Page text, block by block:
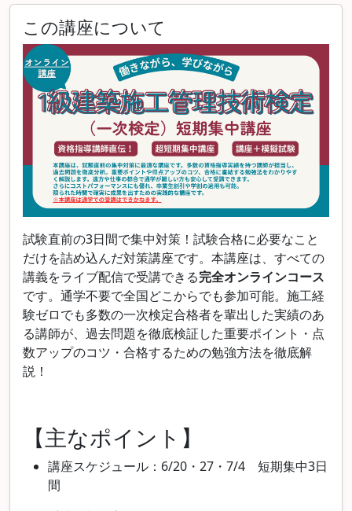
この講座について
試験直前の3日間で集中対策！試験合格に必要なこと
だけを詰め込んだ対策講座です。本講座は、 すべての
講義をライブ配信で受講できる完全オンラインコース
です。通学不要で全国どこからでも参加可能。 施工経
験ゼロでも多数の一次検定合格者を輩出した実績のあ
る講師が、過去問題を徹底検証した重要ポイント・点
数アップのコツ・合格するための勉強方法を徹底解
説！
【主なポイント】
講座スケジュール：6/20・27・7/4 短期集中3日
間